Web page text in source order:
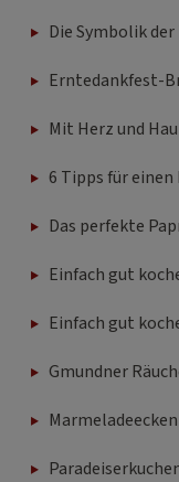
Die Symbolik
Erntedankfest-
Mit Herz und
6 Tipps für
Das perfekte
Einfach gut
Einfach gut
Gmundner